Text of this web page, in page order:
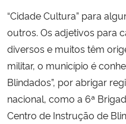
Ministério do Meio Ambiente
Ministério do Turismo
Ministério do Desenvolvimento
“Cidade Cultura” para
outros. Os adjetivos para
diversos e muitos têm
militar, o município é
Blindados”, por abrigar
nacional, como a 6ª
Centro de Instrução de